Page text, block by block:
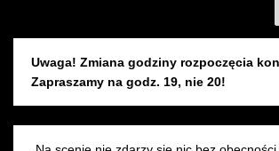
Uwaga! Zmiana godziny rozpoczęcia
Zapraszamy na godz. 19, nie 20!